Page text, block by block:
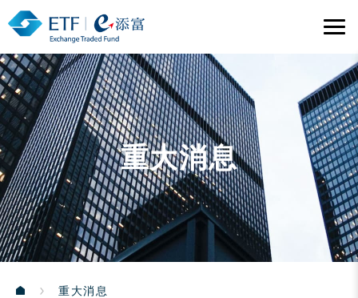
重大消息
重大消息